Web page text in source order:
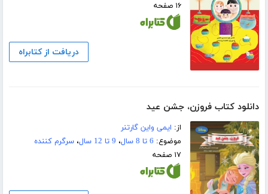
۱۶ صفحه
دریافت از کتابراه
دانلود کتاب فروزن، جشن عید
از: ایمی واین گارتنر
موضوع: 6 تا 8 سال ، 9 تا 12 سال ،سرگرم کننده
۱۷ صفحه